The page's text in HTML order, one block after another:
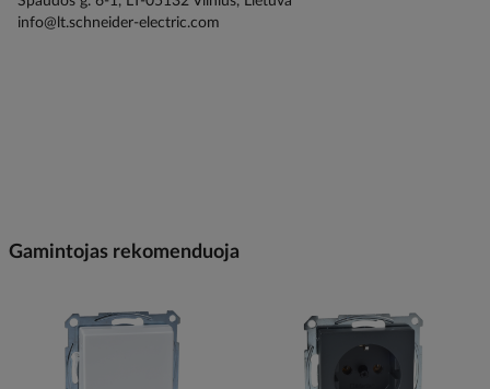
info@lt.schneider-electric.com
Gamintojas rekomenduoja